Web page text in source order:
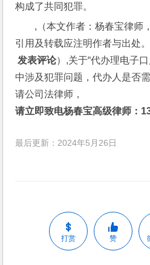
构成了共同犯罪。
,（本文作者：杨春宝律师
引用及转载应注明作者与出处。
发表评论）,关于“代办理电子
中涉及犯罪问题，代办人是否
请公司法律师，
请立即致电杨春宝高级律师：
最后更新：2024年5月26日
打赏 赞